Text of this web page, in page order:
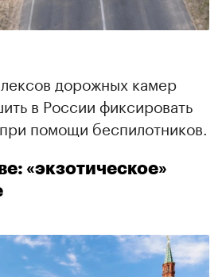
дорожных камер
в России фиксировать
помощи беспилотников.
«экзотическое»